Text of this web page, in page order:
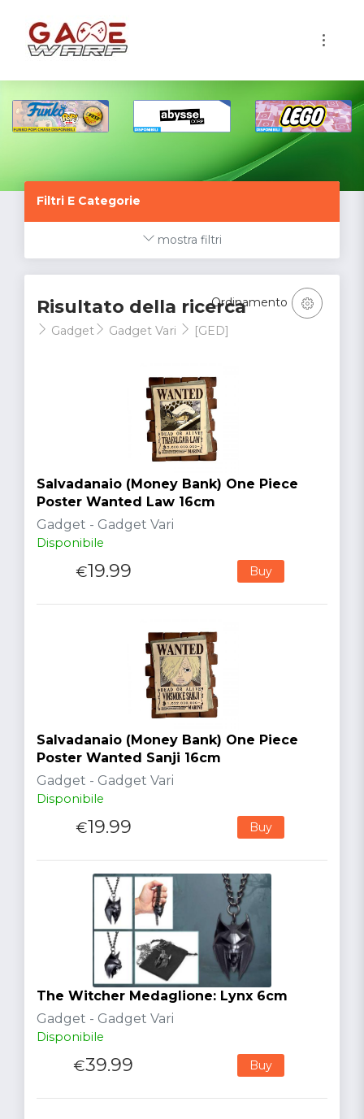
Filtri E Categorie
mostra filtri
Risultato della ricerca
Gadget Gadget Vari [GED]
Ordinamento
Salvadanaio (Money Bank) One Piece
Poster Wanted Law 16cm
Gadget - Gadget Vari
Disponibile
€19.99 Buy
Salvadanaio (Money Bank) One Piece
Poster Wanted Sanji 16cm
Gadget - Gadget Vari
Disponibile
€19.99 Buy
The Witcher Medaglione: Lynx 6cm
Gadget - Gadget Vari
Disponibile
€39.99 Buy